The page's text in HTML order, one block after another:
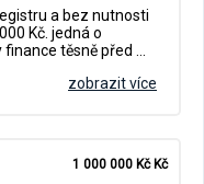
a bez nutnosti
Kč. jedná o
těsně před …
zobrazit více
1 000 000 Kč Kč